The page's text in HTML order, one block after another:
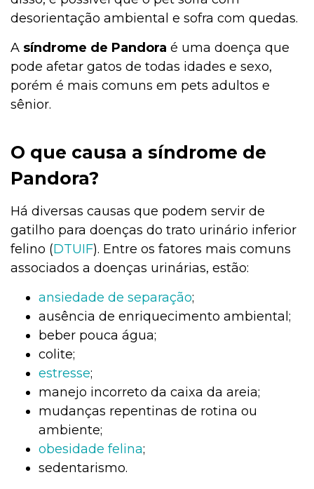
desorientação ambiental e sofra com quedas.
A síndrome de Pandora é uma doença que
pode afetar gatos de todas idades e sexo,
porém é mais comuns em pets adultos e
sênior.
O que causa a síndrome de
Pandora?
Há diversas causas que podem servir de
gatilho para doenças do trato urinário inferior
felino (DTUIF). Entre os fatores mais comuns
associados a doenças urinárias, estão:
ansiedade de separação;
ausência de enriquecimento ambiental;
beber pouca água;
colite;
estresse;
manejo incorreto da caixa da areia;
mudanças repentinas de rotina ou
ambiente;
obesidade felina;
sedentarismo.